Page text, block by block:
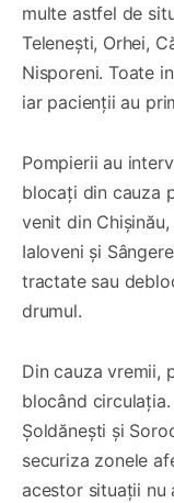
multe astfel de
Telenești, Orhei,
Nisporeni. Toate
iar pacienții au
Pompierii au
blocați din cauza
venit din Chișinău,
Ialoveni și
tractate sau
drumul.
Din cauza vremii,
blocând
Șoldănești și
securiza zonele
acestor situații